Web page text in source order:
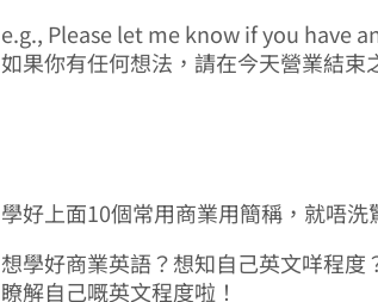
e.g., Please let me know if you have
如果你有任何想法，請在今天營業結束
學好上面10個常用商業用簡稱，就唔洗
想學好商業英語？想知自己英文咩程
瞭解自己嘅英文程度啦！